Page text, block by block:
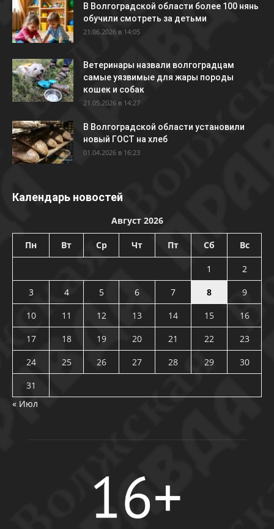
В Волгоградской области более 100 нянь
обучили смотреть за детьми
21.06.2026 в 14:05
Ветеринары назвали волгоградцам
самые уязвимые для жары породы
кошек и собак
21.05.2026 в 14:27
В Волгоградской области установили
новый ГОСТ на хлеб
01.04.2026 в 16:23
Календарь новостей
Август 2026
Пн Вт Ср Чт Пт Сб Вс
1
2
3
4 5 6 7 8
9
10
11 12 13 14 15
16
17
18 19 20 21 22
23
24
25 26 27 28 29
30
31
« Июл